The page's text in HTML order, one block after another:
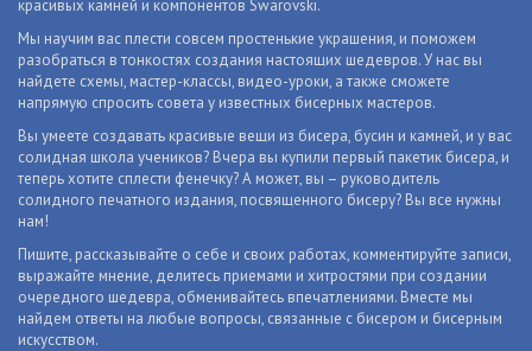
красивых камней и компонентов Swarovski.
Мы научим вас плести совсем простенькие украшения, и поможем
разобраться в тонкостях создания настоящих шедевров. У нас вы
найдете схемы, мастер-классы, видео-уроки, а также сможете
напрямую спросить совета у известных бисерных мастеров.
Вы умеете создавать красивые вещи из бисера, бусин и камней, и у вас
солидная школа учеников? Вчера вы купили первый пакетик бисера, и
теперь хотите сплести фенечку? А может, вы – руководитель
солидного печатного издания, посвященного бисеру? Вы все нужны
нам!
Пишите, рассказывайте о себе и своих работах, комментируйте записи,
выражайте мнение, делитесь приемами и хитростями при создании
очередного шедевра, обменивайтесь впечатлениями. Вместе мы
найдем ответы на любые вопросы, связанные с бисером и бисерным
искусством.